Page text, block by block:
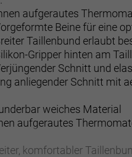
aufgerautes
Beine für eine
Taillenbund erlaubt
Gripper hinten am
Schnitt und
anliegender Schnitt mit
weiches Material
aufgerautes
komfortabler